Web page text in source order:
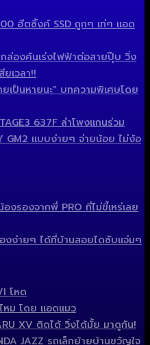
ฮีตซิ้งค์ SSD ถูกๆ เท่ๆ แอด
กล่องคันเร่งไฟฟ้าต่อสายปุ๊บ วิ่ง
ยเวลา!!
เป็นหายนะ” บทความพิเศษโดย
637F ลำโพงแกนร่วม
GM2 แบบง่ายๆ จ่ายน้อย ไม่ง้อ
องรองจากพี่ PRO ที่ไม่ขี้เหร่เลย
งง่ายๆ ได้ที่บ้านสอยไดซับแจ่มๆ
โหด
ม โดย แอดแมว
XV ติดได้ วิ่งได้มั้ย มาดูกัน!
JAZZ รถเล็กย้ายบ้านขวัญใจ